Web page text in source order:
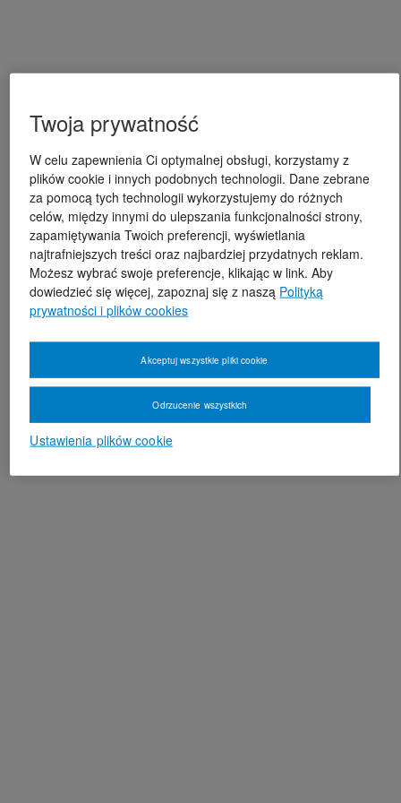
Twoja prywatność
W celu zapewnienia Ci optymalnej obsługi, korzystamy z
plików cookie i innych podobnych technologii. Dane zebrane
za pomocą tych technologii wykorzystujemy do różnych
celów, między innymi do ulepszania funkcjonalności strony,
zapamiętywania Twoich preferencji, wyświetlania
najtrafniejszych treści oraz najbardziej przydatnych reklam.
Możesz wybrać swoje preferencje, klikając w link. Aby
dowiedzieć się więcej, zapoznaj się z naszą Polityką
prywatności i plików cookies
Ustawienia plików cookie
Odrzucenie wszystkich
Akceptuj wszystkie pliki cookie